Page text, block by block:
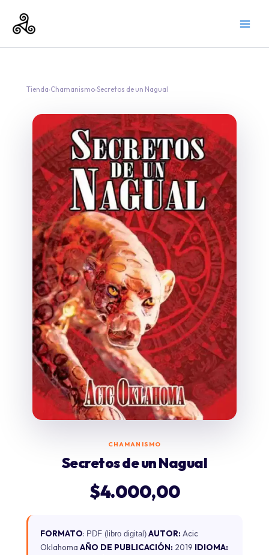
contenido
Tienda›Chamanismo›Secretos de un Nagual
CHAMANISMO
Secretos de un Nagual
$4.000,00
FORMATO: PDF (libro digital) AUTOR: Acic
Oklahoma AÑO DE PUBLICACIÓN: 2019 IDIOMA: